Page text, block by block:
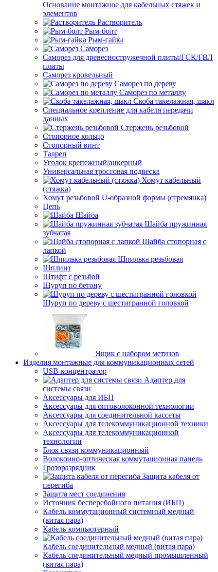
Основание монтажное для кабельных стяжек и
элементов
Растворитель
Рым-болт
Рым-гайка
Саморез
Саморез для древесностружечной плиты/ГСК/ГВЛ
плиты
Саморез кровельный
Саморез по дереву
Саморез по металлу
Скоба такелажная, шакл
Специальное крепление для кабеля передачи
данных
Стержень резьбовой
Стопорное кольцо
Стопорный винт
Талреп
Уголок крепежный/анкерный
Универсальная троссовая подвеска
Хомут кабельный
(стяжка)
Хомут резьбовой U-образной формы (стремянка)
Цепь
Шайба
Шайба пружинная
зубчатая
Шайба стопорная с
лапкой
Шпилька резьбовая
Шплинт
Штифт с резьбой
Шуруп по бетону
Шуруп по дереву с шестигранной головкой
Ящик с набором метизов
Изделия монтажные для коммуникационных сетей
USB-концентратор
Адаптер для
системы связи
Аксессуары для ИБП
Аксессуары для оптоволоконной технологии
Аксессуары для соединительной кассеты
Аксессуары для телекоммуникационной техники
Аксессуары для телекоммуникационной
технологии
Блок связи коммуникационный
Волоконно-оптическая коммутационная панель
Грозоразрядник
Защита кабеля от
перегиба
Защита мест соединения
Источник бесперебойного питания (ИБП)
Кабель коммутационный системный медный
(витая пара)
Кабель компьютерный
Кабель соединительный медный (витая пара)
Кабель соединительный медный промышленный
(витая пара)